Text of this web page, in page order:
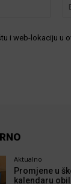
Ime:*
i web-lokaciju u
Aktualno
Promjene u
kalendaru